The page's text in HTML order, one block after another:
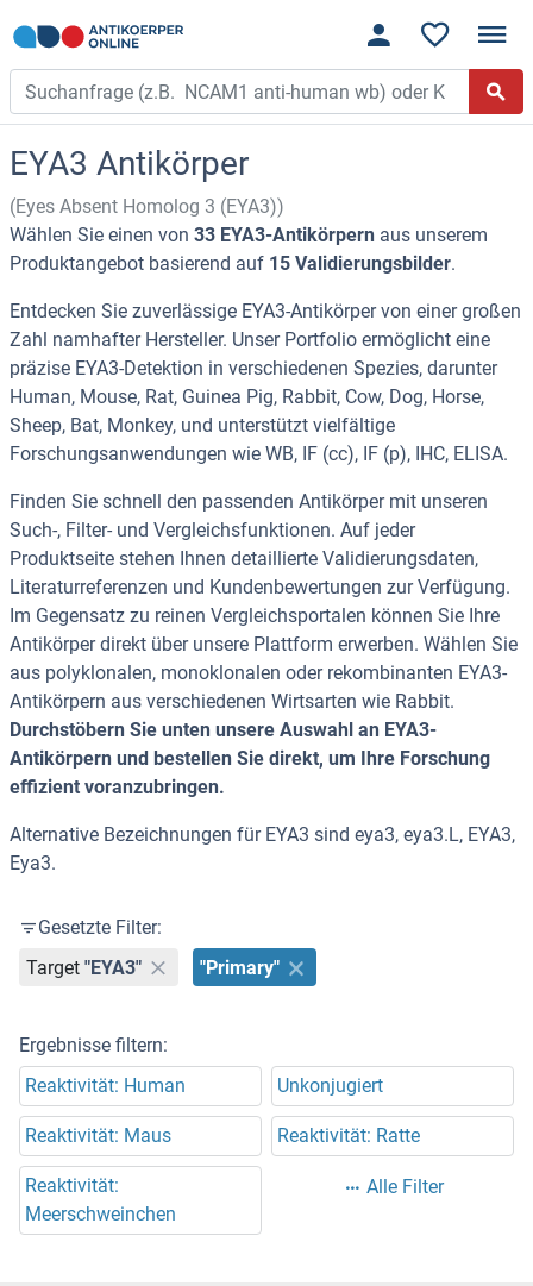
EYA3 Antikörper
(Eyes Absent Homolog 3 (EYA3))
Wählen Sie einen von 33 EYA3-Antikörpern aus unserem
Produktangebot basierend auf 15 Validierungsbilder.
Entdecken Sie zuverlässige EYA3-Antikörper von einer großen
Zahl namhafter Hersteller. Unser Portfolio ermöglicht eine
präzise EYA3-Detektion in verschiedenen Spezies, darunter
Human, Mouse, Rat, Guinea Pig, Rabbit, Cow, Dog, Horse,
Sheep, Bat, Monkey, und unterstützt vielfältige
Forschungsanwendungen wie WB, IF (cc), IF (p), IHC, ELISA.
Finden Sie schnell den passenden Antikörper mit unseren
Such-, Filter- und Vergleichsfunktionen. Auf jeder
Produktseite stehen Ihnen detaillierte Validierungsdaten,
Literaturreferenzen und Kundenbewertungen zur Verfügung.
Im Gegensatz zu reinen Vergleichsportalen können Sie Ihre
Antikörper direkt über unsere Plattform erwerben. Wählen Sie
aus polyklonalen, monoklonalen oder rekombinanten EYA3-
Antikörpern aus verschiedenen Wirtsarten wie Rabbit.
Durchstöbern Sie unten unsere Auswahl an EYA3-
Antikörpern und bestellen Sie direkt, um Ihre Forschung
effizient voranzubringen.
Alternative Bezeichnungen für EYA3 sind eya3, eya3.L, EYA3,
Eya3.
Gesetzte Filter:
Target "EYA3" "Primary"
Ergebnisse filtern:
Reaktivität: Human
Unkonjugiert
Reaktivität: Maus Reaktivität: Ratte
Reaktivität:
Meerschweinchen
Alle Filter